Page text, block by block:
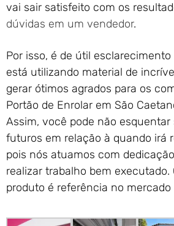
vai sair satisfeito com os
dúvidas em um vendedor.
Por isso, é de útil
está utilizando material de
gerar ótimos agrados para os
Portão de Enrolar em São
Assim, você pode não esquentar
futuros em relação à quando irá
pois nós atuamos com
realizar trabalho bem executado.
produto é referência no mercado